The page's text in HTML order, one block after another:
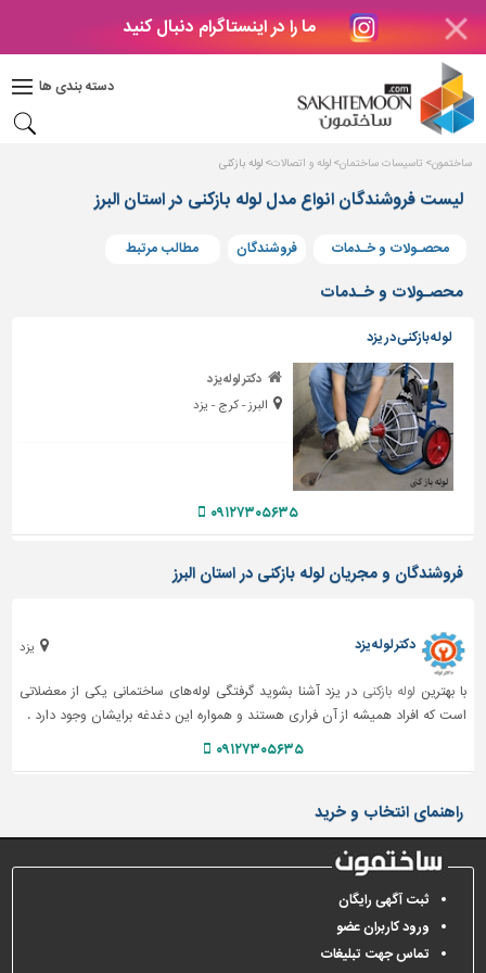
ما را در اینستاگرام دنبال کنید
دسته بندی ها
دکوراسیون
بتن
های
بتنی
و
پنجره
ساختمانی
پله،
نرده
و
حفاظ
دیوارپوش،
و
سنگ
و
ماشین
برقی،روشنایی،ایمنی
محوطه
سازی
و
ساخت
و
ساز
ساختمون تاسیسات ساختمان لوله و اتصالات لوله بازکنی
لیست فروشندگان انواع مدل لوله بازکنی در استان البرز
محصـولات و خـدمات فروشندگان مطالب مرتبط
محصـولات و خـدمات
لوله بازکنی در یزد
دکتر لوله یزد
البرز - کرج - یزد
۰۹۱۲۷۳۰۵۶۳۵
فروشندگان و مجریان لوله بازکنی در استان البرز
یزد دکتر لوله یزد
با بهترین لوله بازکنی در یزد آشنا بشوید گرفتگی لوله‌های ساختمانی یکی از معضلاتی
است که افراد همیشه از آن فراری هستند و همواره این دغدغه برایشان وجود دارد .
۰۹۱۲۷۳۰۵۶۳۵
راهنمای انتخاب و خرید
ثبت آگهی رایگان
ورود کاربران عضو
تماس جهت تبلیغات